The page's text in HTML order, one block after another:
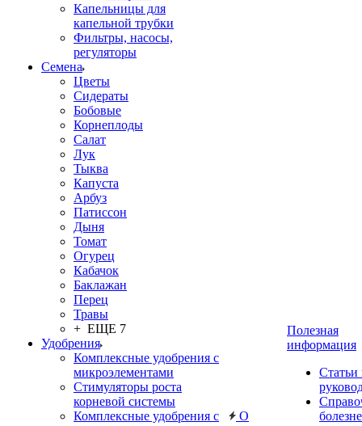
Капельницы для
капельной трубки
Фильтры, насосы,
регуляторы
Семена
Цветы
Сидераты
Бобовые
Корнеплоды
Салат
Лук
Тыква
Капуста
Арбуз
Патиссон
Дыня
Томат
Огурец
Кабачок
Баклажан
Перец
Травы
+ ЕЩЕ 7
Удобрения
Комплексные удобрения с
микроэлементами
Стимуляторы роста
корневой системы
Комплексные удобрения с
О
Полезная
информация
Статьи